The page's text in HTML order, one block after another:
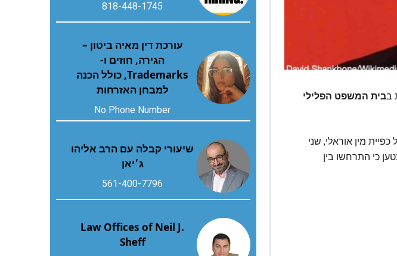
בבית המשפט הפלילי
מין אוראלי, שני
כי התרחשו בין
818-448-1745
עורכת דין מאיה ביטון –
הגירה, חוזים ו-
Trademarks, כולל הכנה
למבחן האזרחות
No Phone Number
שיעורי קבלה עם הרב אליהו
ג׳יאן
561-400-7796
Law Offices of Neil J.
Sheff